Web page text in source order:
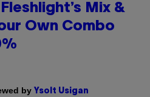
Mix &
Own Combo
by Ysolt Usigan